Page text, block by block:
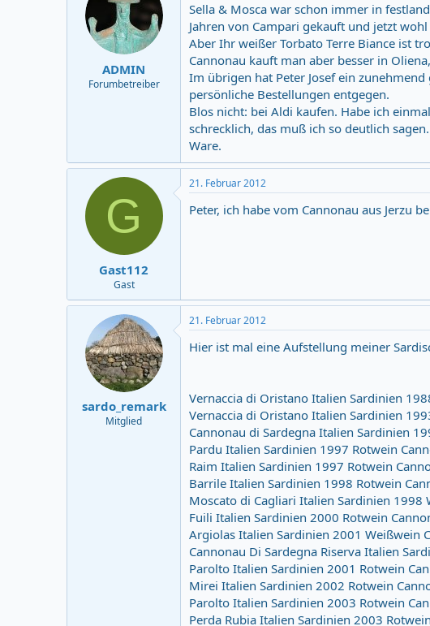
ADMIN
Forumbetreiber
Sella & Mosca war schon immer in
Jahren von Campari gekauft und jetzt
Aber Ihr weißer Torbato Terre Biance ist
Cannonau kauft man aber besser in
Im übrigen hat Peter Josef ein
persönliche Bestellungen entgegen.
Blos nicht: bei Aldi kaufen. Habe ich
schrecklich, das muß ich so deutlich
Ware.
G
Gast112
Gast
21. Februar 2012
Peter, ich habe vom Cannonau aus Jerzu
sardo_remark
Mitglied
21. Februar 2012
Hier ist mal eine Aufstellung meiner
Vernaccia di Oristano Italien Sardinien
Vernaccia di Oristano Italien Sardinien
Cannonau di Sardegna Italien Sardinien
Pardu Italien Sardinien 1997 Rotwein
Raim Italien Sardinien 1997 Rotwein
Barrile Italien Sardinien 1998 Rotwein
Moscato di Cagliari Italien Sardinien 1998
Fuili Italien Sardinien 2000 Rotwein
Argiolas Italien Sardinien 2001 Weißwein
Cannonau Di Sardegna Riserva Italien
Parolto Italien Sardinien 2001 Rotwein
Mirei Italien Sardinien 2002 Rotwein
Parolto Italien Sardinien 2003 Rotwein
Perda Rubia Italien Sardinien 2003